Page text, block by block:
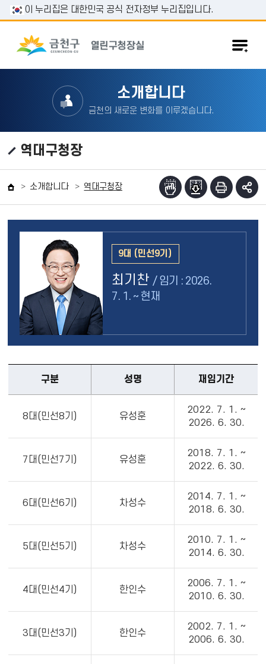
본문 바로가기
이 누리집은 대한민국 공식 전자정부 누리집입니다.
소개합니다
금천의 새로운 변화를 이루겠습니다.
역대구청장
소개합니다 역대구청장
9대 (민선9기)
최기찬 / 임기 : 2026.
7. 1. ~ 현재
구분 성명 재임기간
8대(민선8기) 유성훈
2022. 7. 1. ~
2026. 6. 30.
7대(민선7기) 유성훈
2018. 7. 1. ~
2022. 6. 30.
6대(민선6기) 차성수
2014. 7. 1. ~
2018. 6. 30.
5대(민선5기) 차성수
2010. 7. 1. ~
2014. 6. 30.
4대(민선4기) 한인수
2006. 7. 1. ~
2010. 6. 30.
3대(민선3기) 한인수
2002. 7. 1. ~
2006. 6. 30.